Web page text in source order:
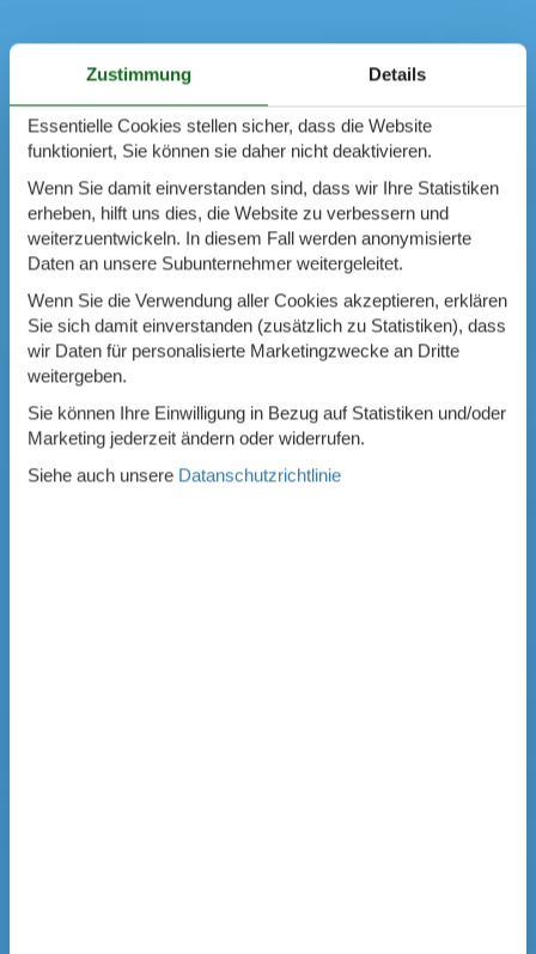
Zustimmung Details
Essentielle Cookies stellen sicher, dass die Website
funktioniert, Sie können sie daher nicht deaktivieren.
Wenn Sie damit einverstanden sind, dass wir Ihre Statistiken
erheben, hilft uns dies, die Website zu verbessern und
weiterzuentwickeln. In diesem Fall werden anonymisierte
Daten an unsere Subunternehmer weitergeleitet.
Wenn Sie die Verwendung aller Cookies akzeptieren, erklären
Sie sich damit einverstanden (zusätzlich zu Statistiken), dass
wir Daten für personalisierte Marketingzwecke an Dritte
weitergeben.
Sie können Ihre Einwilligung in Bezug auf Statistiken und/oder
Marketing jederzeit ändern oder widerrufen.
Siehe auch unsere Datanschutzrichtlinie